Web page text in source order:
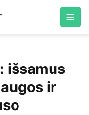
išsamus
ir